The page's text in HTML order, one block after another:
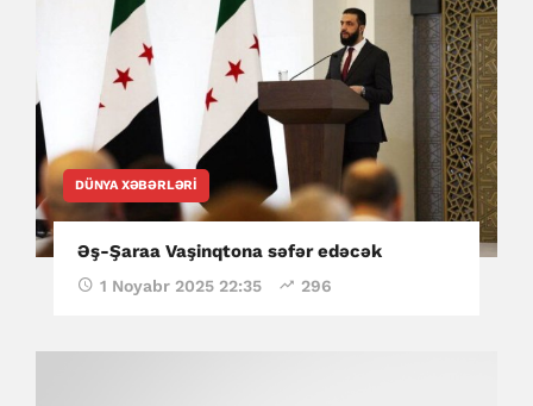
DÜNYA XƏBƏRLƏRI
Əş-Şaraa Vaşinqtona səfər edəcək
1 Noyabr 2025 22:35 296